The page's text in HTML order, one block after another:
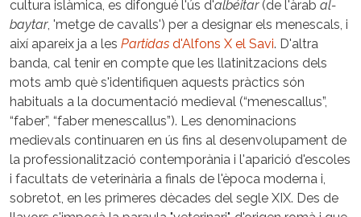
cultura islàmica, es difongué l'ús d'albéitar(de l'àrab al-
baytar, 'metge de cavalls') per a designar els menescals, i
així apareix ja a les Partidas d'Alfons X el Savi. D'altra
banda, cal tenir en compte que les llatinitzacions dels
mots amb què s'identifiquen aquests pràctics són
habituals a la documentació medieval (“menescallus”,
“faber”, “faber menescallus”). Les denominacions
medievals continuaren en ús fins al desenvolupament de
la professionalització contemporània i l'aparició d'escoles
i facultats de veterinària a finals de l'època moderna i,
sobretot, en les primeres dècades del segle XIX. Des de